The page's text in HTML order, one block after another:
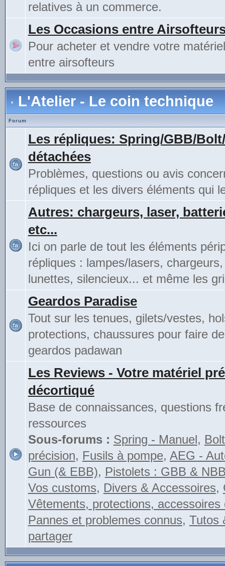
relatives à un commerce.
Les Occasions entre
Pour acheter et vendre votre
entre airsofteurs
L'Atelier - Le coin technique
Forum
Les répliques: Spring/GBB/
détachées
Problèmes, questions ou avis
répliques et les divers éléments qui
Autres: chargeurs, laser,
etc...
Ici on parle de tout les éléments
répliques : lampes/lasers,
lunettes, silencieux... et même les
Geardos Paradise
Tout sur les tenues, gilets/vestes,
protections, chaussures pour faire
geardos padawan
Les Reviews - Votre matériel
décortiqué
Base de connaissances, questions
ressources
Sous-forums : Spring - Manuel,
précision, Fusils à pompe, AEG -
Gun (& EBB), Pistolets : GBB &
Vos customs, Divers & Accessoires,
Vêtements, protections, accessoires
Pannes et problemes connus, Tutos
partager